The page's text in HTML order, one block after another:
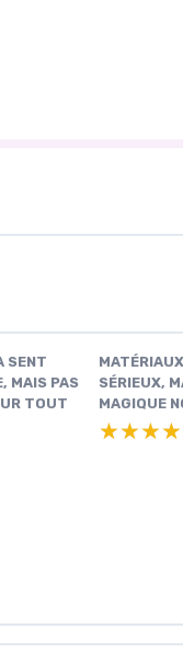
SENT
MAIS PAS
TOUT
SÉRIEUX,
MAGIQUE